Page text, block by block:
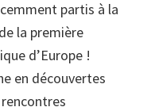
partis à la
la première
d’Europe !
en découvertes